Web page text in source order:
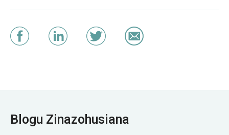
Blogu Zinazohusiana